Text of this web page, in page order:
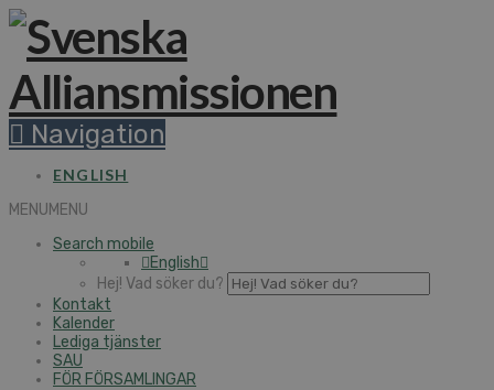
Navigation
ENGLISH
MENUMENU
Search mobile
English
Hej! Vad söker du?
Kontakt
Kalender
Lediga tjänster
SAU
FÖR FÖRSAMLINGAR